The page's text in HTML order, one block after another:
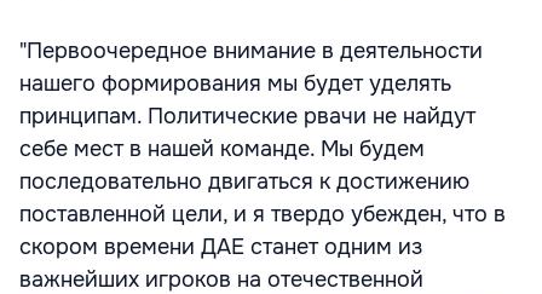
"Первоочередное внимание в деятельности
нашего формирования мы будет уделять
принципам. Политические рвачи не найдут
себе мест в нашей команде. Мы будем
последовательно двигаться к достижению
поставленной цели, и я твердо убежден, что в
скором времени ДАЕ станет одним из
важнейших игроков на отечественной